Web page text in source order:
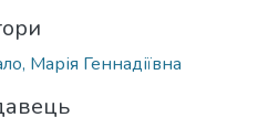
Марія Геннадіївна